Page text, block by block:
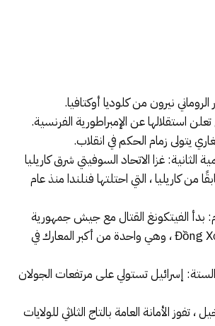
الثانية: غزا الاتحاد السوفيتي شرق كاريليا
من كاريليا ، التي احتلتها فنلندا منذ عام
بدأ الفيتكونغ القتال مع جيش جمهورية
فيتنام في معركة Đồng Xoài ، وهي واحدة من أكبر المعارك في
الستة: إسرائيل تستولي على مرتفعات الجولان
، تفوز الأمانة العامة بالتاج الثلاثي للولايات